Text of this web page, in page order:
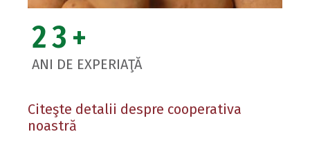
23 +
ANI DE EXPERIAŢĂ
Citeşte detalii despre cooperativa
noastră